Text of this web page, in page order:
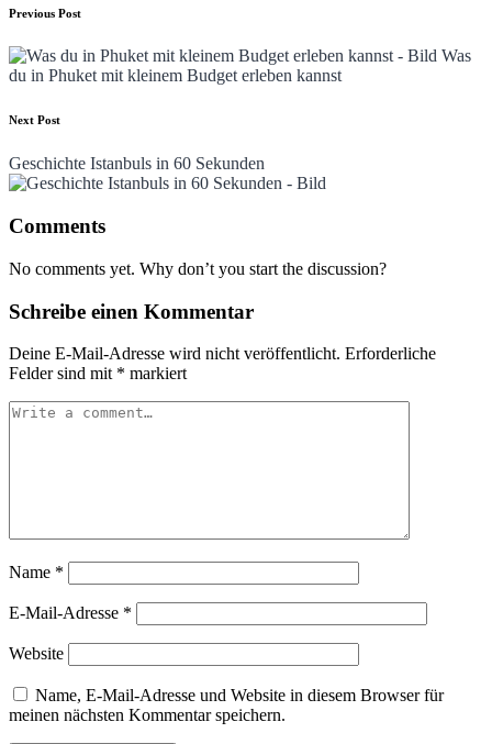
Post
navigation
Previous Post
Was
du in Phuket mit kleinem Budget erleben kannst
Next Post
Geschichte Istanbuls in 60 Sekunden
Comments
No comments yet. Why don’t you start the discussion?
Schreibe einen Kommentar
Deine E-Mail-Adresse wird nicht veröffentlicht. Erforderliche
Felder sind mit * markiert
Name *
E-Mail-Adresse *
Website
Name, E-Mail-Adresse und Website in diesem Browser für
meinen nächsten Kommentar speichern.